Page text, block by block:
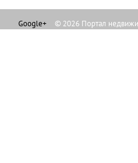
Google+ © 2026 Портал